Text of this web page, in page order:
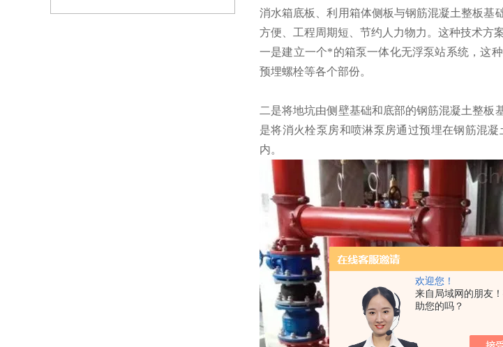
欢迎您！
来自局域网的朋友
助您的吗？
消水箱底板、利用箱体侧板与钢筋混凝土整板基
方便、工程周期短、节约人力物力。这种技术方
一是建立一个*的箱泵一体化无浮泵站系统，这
预埋螺栓等各个部份。
二是将地坑由侧壁基础和底部的钢筋混凝土整
是将消火栓泵房和喷淋泵房通过预埋在钢筋混
内。